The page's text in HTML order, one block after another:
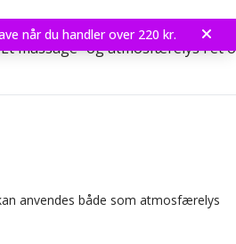
når du handler over 220 kr.
Shunga Massage
Et massage- og atmosfærelys i ét
anvendes både som atmosfærelys